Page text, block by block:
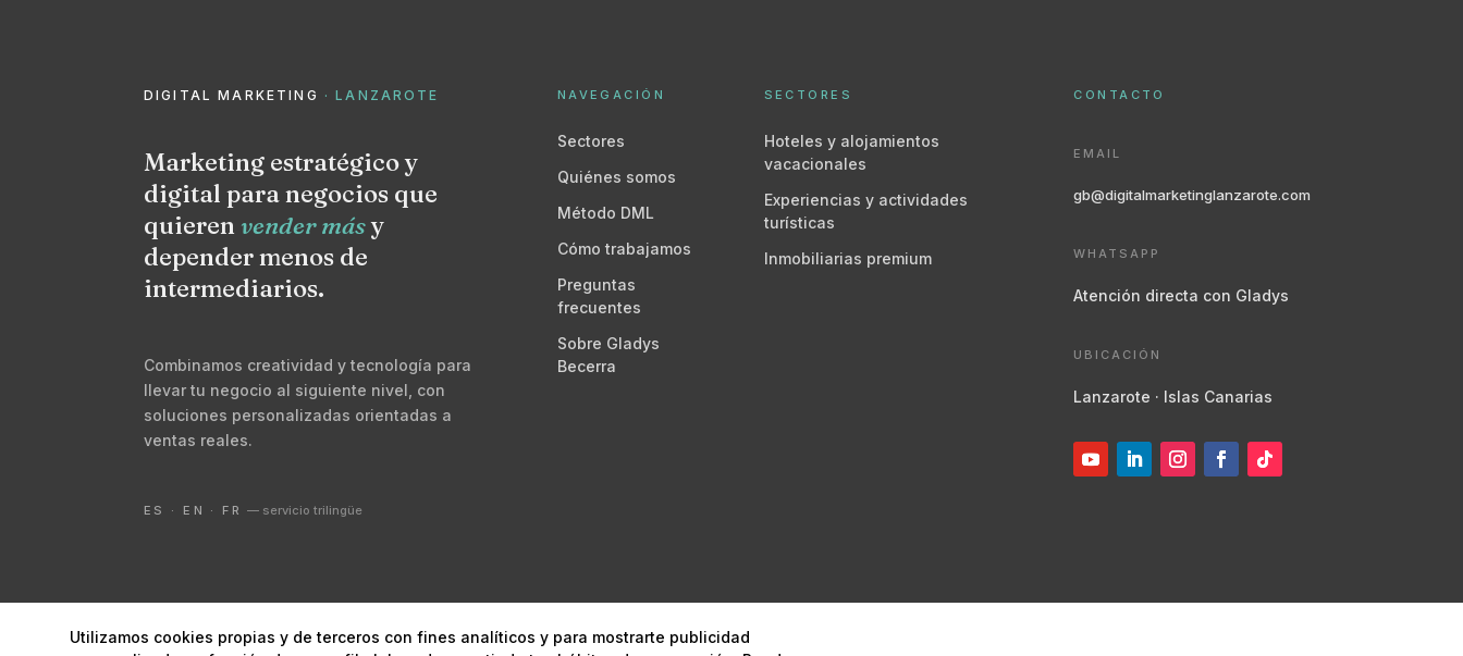
DIGITAL MARKETING · LANZAROTE
Marketing estratégico y
digital para negocios que
quieren vender másy
depender menos de
intermediarios.
Combinamos creatividad y tecnología para
llevar tu negocio al siguiente nivel, con
soluciones personalizadas orientadas a
ventas reales.
ES · EN · FR— servicio trilingüe
NAVEGACIÓN
Sectores
Quiénes somos
Método DML
Cómo trabajamos
Preguntas
frecuentes
Sobre Gladys
Becerra
SECTORES
Hoteles y alojamientos
vacacionales
Experiencias y actividades
turísticas
Inmobiliarias premium
CONTACTO
EMAIL
gb@digitalmarketinglanzarote.com
WHATSAPP
Atención directa con Gladys
UBICACIÓN
Lanzarote · Islas Canarias
Utilizamos cookies propias y de terceros con fines analíticos y para mostrarte publicidad